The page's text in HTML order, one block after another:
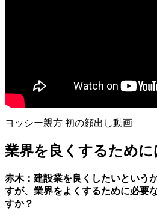
ヨッシー親方 初の顔出し動画
業界を良くするために
赤木：建設業を良くしたいという
すが、業界をよくするために必要
すか？